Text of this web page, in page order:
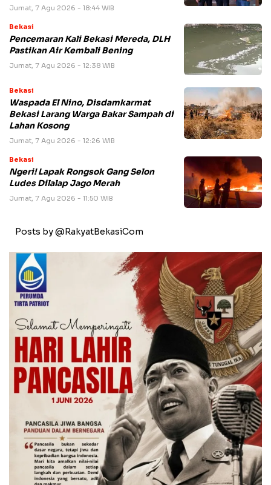
Jumat, 7 Agu 2026 - 18:44 WIB
Bekasi
Pencemaran Kali Bekasi Mereda, DLH
Pastikan Air Kembali Bening
Jumat, 7 Agu 2026 - 12:38 WIB
Bekasi
Waspada El Nino, Disdamkarmat
Bekasi Larang Warga Bakar Sampah di
Lahan Kosong
Jumat, 7 Agu 2026 - 12:26 WIB
Bekasi
Ngeri! Lapak Rongsok Gang Selon
Ludes Dilalap Jago Merah
Jumat, 7 Agu 2026 - 11:50 WIB
Posts by @RakyatBekasiCom